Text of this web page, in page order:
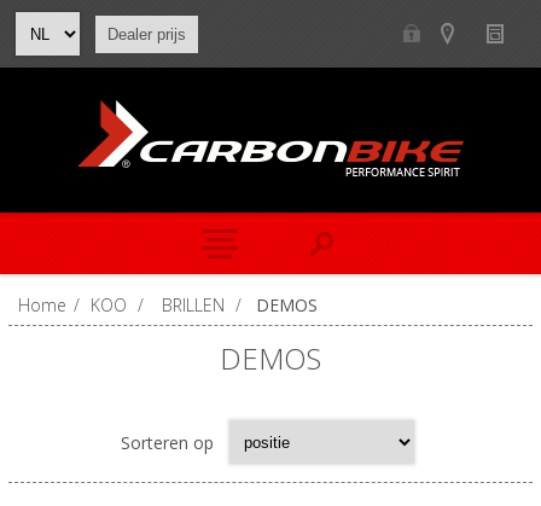
Dealer prijs
Home / KOO / BRILLEN / DEMOS
DEMOS
Sorteren op